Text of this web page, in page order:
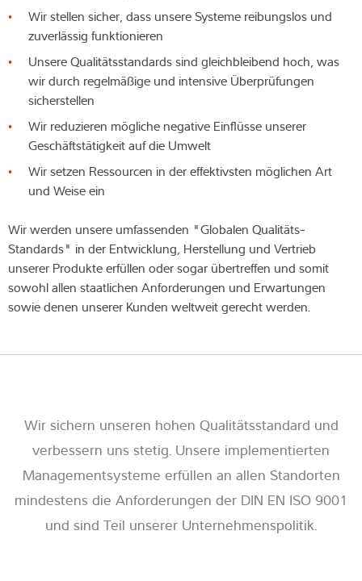
Wir stellen sicher, dass unsere Systeme reibungslos und
zuverlässig funktionieren
Unsere Qualitätsstandards sind gleichbleibend hoch, was
wir durch regelmäßige und intensive Überprüfungen
sicherstellen
Wir reduzieren mögliche negative Einflüsse unserer
Geschäftstätigkeit auf die Umwelt
Wir setzen Ressourcen in der effektivsten möglichen Art
und Weise ein
Wir werden unsere umfassenden "Globalen Qualitäts-
Standards" in der Entwicklung, Herstellung und Vertrieb
unserer Produkte erfüllen oder sogar übertreffen und somit
sowohl allen staatlichen Anforderungen und Erwartungen
sowie denen unserer Kunden weltweit gerecht werden.
Wir sichern unseren hohen Qualitätsstandard und
verbessern uns stetig. Unsere implementierten
Managementsysteme erfüllen an allen Standorten
mindestens die Anforderungen der DIN EN ISO 9001
und sind Teil unserer Unternehmenspolitik.